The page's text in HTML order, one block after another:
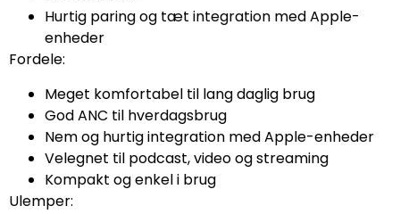
Hurtig paring og tæt integration med Apple-
enheder
Fordele:
Meget komfortabel til lang daglig brug
God ANC til hverdagsbrug
Nem og hurtig integration med Apple-enheder
Velegnet til podcast, video og streaming
Kompakt og enkel i brug
Ulemper: